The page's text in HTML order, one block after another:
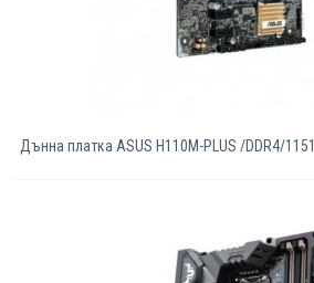
Дънна платка ASUS H110M-PLUS /DDR4/1151